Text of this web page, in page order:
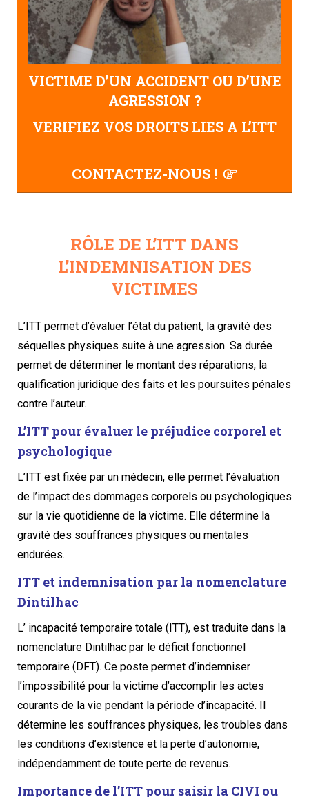
VICTIME D’UN ACCIDENT OU D’UNE
AGRESSION ?
VERIFIEZ VOS DROITS LIES A L’ITT
CONTACTEZ-NOUS !
RÔLE DE L’ITT DANS
L’INDEMNISATION DES
VICTIMES
L’ITT permet d’évaluer l’état du patient, la gravité des
séquelles physiques suite à une agression. Sa durée
permet de déterminer le montant des réparations, la
qualification juridique des faits et les poursuites pénales
contre l’auteur.
L’ITT pour évaluer le préjudice corporel et
psychologique
L’ITT est fixée par un médecin, elle permet l’évaluation
de l’impact des dommages corporels ou psychologiques
sur la vie quotidienne de la victime. Elle détermine la
gravité des souffrances physiques ou mentales
endurées.
ITT et indemnisation par la nomenclature
Dintilhac
L’ incapacité temporaire totale (ITT), est traduite dans la
nomenclature Dintilhac par le déficit fonctionnel
temporaire (DFT). Ce poste permet d’indemniser
l’impossibilité pour la victime d’accomplir les actes
courants de la vie pendant la période d’incapacité. Il
détermine les souffrances physiques, les troubles dans
les conditions d’existence et la perte d’autonomie,
indépendamment de toute perte de revenus.
Importance de l’ITT pour saisir la CIVI ou